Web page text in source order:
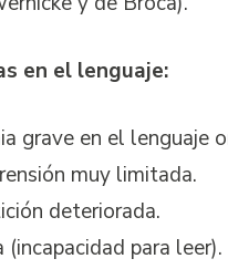
en el lenguaje:
grave en el lenguaje
muy limitada.
deteriorada.
para leer).